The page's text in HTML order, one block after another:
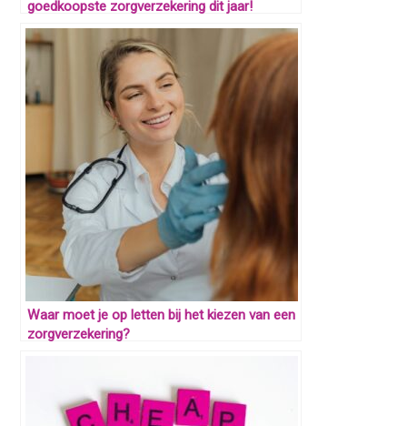
goedkoopste zorgverzekering dit jaar!
Waar moet je op letten bij het kiezen van een
zorgverzekering?